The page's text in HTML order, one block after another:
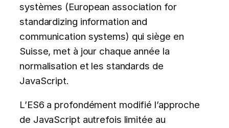
systèmes (European association for
standardizing information and
communication systems) qui siège en
Suisse, met à jour chaque année la
normalisation et les standards de
JavaScript.
L’ES6 a profondément modifié l’approche
de JavaScript autrefois limitée au